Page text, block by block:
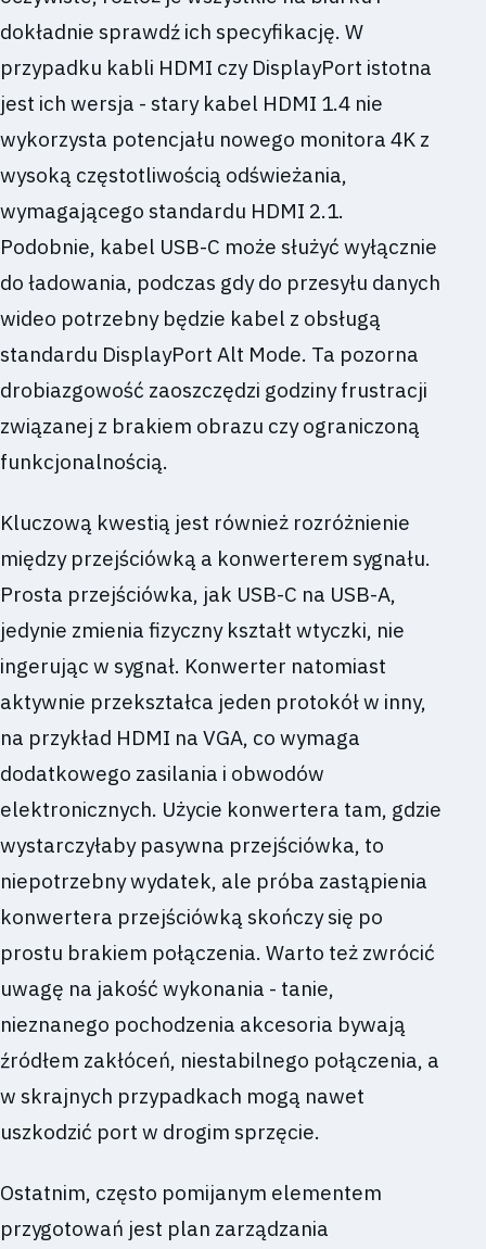
dokładnie sprawdź ich specyfikację. W
przypadku kabli HDMI czy DisplayPort istotna
jest ich wersja - stary kabel HDMI 1.4 nie
wykorzysta potencjału nowego monitora 4K z
wysoką częstotliwością odświeżania,
wymagającego standardu HDMI 2.1.
Podobnie, kabel USB-C może służyć wyłącznie
do ładowania, podczas gdy do przesyłu danych
wideo potrzebny będzie kabel z obsługą
standardu DisplayPort Alt Mode. Ta pozorna
drobiazgowość zaoszczędzi godziny frustracji
związanej z brakiem obrazu czy ograniczoną
funkcjonalnością.
Kluczową kwestią jest również rozróżnienie
między przejściówką a konwerterem sygnału.
Prosta przejściówka, jak USB-C na USB-A,
jedynie zmienia fizyczny kształt wtyczki, nie
ingerując w sygnał. Konwerter natomiast
aktywnie przekształca jeden protokół w inny,
na przykład HDMI na VGA, co wymaga
dodatkowego zasilania i obwodów
elektronicznych. Użycie konwertera tam, gdzie
wystarczyłaby pasywna przejściówka, to
niepotrzebny wydatek, ale próba zastąpienia
konwertera przejściówką skończy się po
prostu brakiem połączenia. Warto też zwrócić
uwagę na jakość wykonania - tanie,
nieznanego pochodzenia akcesoria bywają
źródłem zakłóceń, niestabilnego połączenia, a
w skrajnych przypadkach mogą nawet
uszkodzić port w drogim sprzęcie.
Ostatnim, często pomijanym elementem
przygotowań jest plan zarządzania